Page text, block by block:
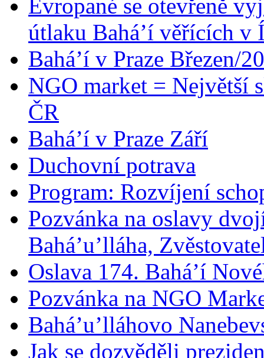
Evropané se otevřeně
útlaku Bahá’í věřících v
Bahá’í v Praze Březen/
NGO market = Největší
ČR
Bahá’í v Praze Září
Duchovní potrava
Program: Rozvíjení
Pozvánka na oslavy
Bahá’u’lláha,
Oslava 174. Bahá’í
Pozvánka na NGO
Bahá’u’lláhovo
Jak se dozvěděli